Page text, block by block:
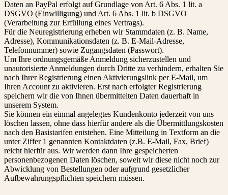
Daten an PayPal erfolgt auf Grundlage von Art. 6 Abs. 1 lit. a
DSGVO (Einwilligung) und Art. 6 Abs. 1 lit. b DSGVO
(Verarbeitung zur Erfüllung eines Vertrags).
Für die Neuregistrierung erheben wir Stammdaten (z. B. Name,
Adresse), Kommunikationsdaten (z. B. E-Mail-Adresse,
Telefonnummer) sowie Zugangsdaten (Passwort).
Um Ihre ordnungsgemäße Anmeldung sicherzustellen und
unautorisierte Anmeldungen durch Dritte zu verhindern, erhalten Sie
nach Ihrer Registrierung einen Aktivierungslink per E-Mail, um
Ihren Account zu aktivieren. Erst nach erfolgter Registrierung
speichern wir die von Ihnen übermittelten Daten dauerhaft in
unserem System.
Sie können ein einmal angelegtes Kundenkonto jederzeit von uns
löschen lassen, ohne dass hierfür andere als die Übermittlungskosten
nach den Basistarifen entstehen. Eine Mitteilung in Textform an die
unter Ziffer 1 genannten Kontaktdaten (z.B. E-Mail, Fax, Brief)
reicht hierfür aus. Wir werden dann Ihre gespeicherten
personenbezogenen Daten löschen, soweit wir diese nicht noch zur
Abwicklung von Bestellungen oder aufgrund gesetzlicher
Aufbewahrungspflichten speichern müssen.